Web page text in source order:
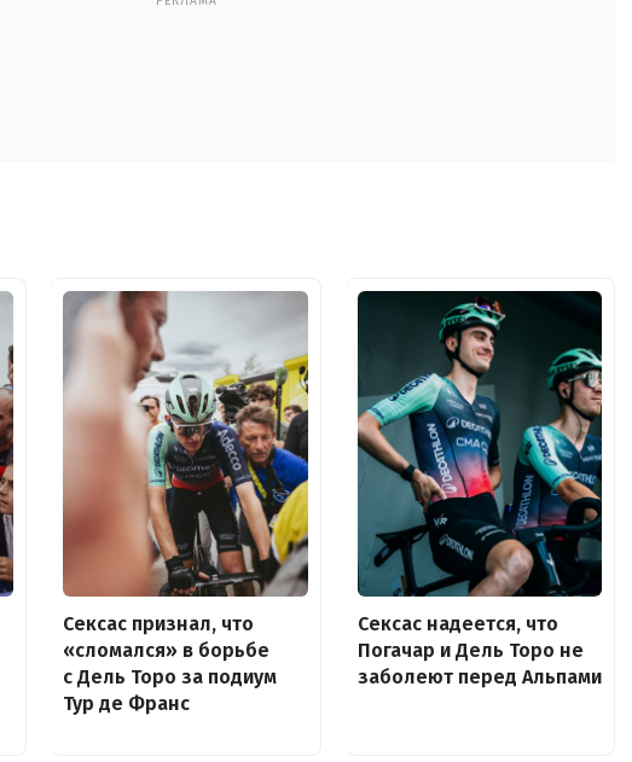
Сексас признал, что
«сломался» в борьбе
с Дель Торо за подиум
Тур де Франс
Сексас надеется, что
Погачар и Дель Торо не
заболеют перед Альпами